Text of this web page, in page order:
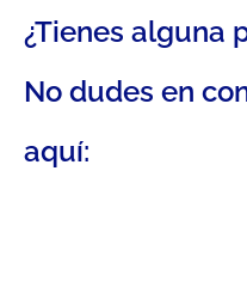
¿Tienes alguna
No dudes en
aquí: